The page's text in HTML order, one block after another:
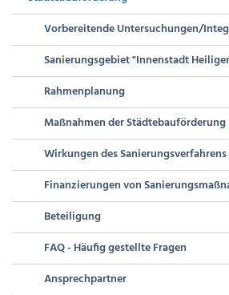
Vorbereitende Untersuchungen/
Sanierungsgebiet "Innenstadt
Rahmenplanung
Maßnahmen der Städtebauförderung
Wirkungen des Sanierungsverfahrens
Finanzierungen von
Beteiligung
FAQ - Häufig gestellte Fragen
Ansprechpartner